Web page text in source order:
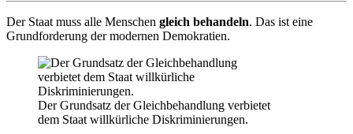
Der Staat muss alle Menschen gleich behandeln. Das ist eine
Grundforderung der modernen Demokratien.
Der Grundsatz der Gleichbehandlung verbietet
dem Staat willkürliche Diskriminierungen.